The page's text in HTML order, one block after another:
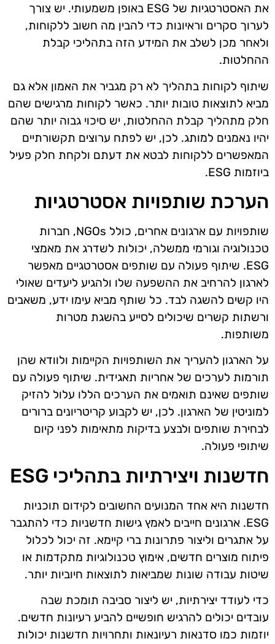
את האסטרטגיות של ESG באופן משמעותי. יש צורך
לערוך סקרים וראיונות כדי להבין מה חשוב ללקוחות,
ולאחר מכן לשלב את המידע הזה בתהליכי קבלת
ההחלטות.
שיתוף לקוחות בתהליך לא רק מגביר את האמון אלא גם
מביא לתוצאות טובות יותר. כאשר לקוחות מרגישים שהם
חלק מתהליך קבלת ההחלטות, יש סיכוי גבוה יותר שהם
יהיו נאמנים למותג. לכן, יש לפתח ערוצים תקשורתיים
המאפשרים ללקוחות לבטא את דעתם ולקחת חלק פעיל
ביוזמות ESG.
הערכת שותפויות אסטרטגיות
שותפויות עם ארגונים אחרים, כולל NGOs, חברות
טכנולוגיה וגורמי ממשלה, יכולות לשדרג את מאמצי
ESG. שיתוף פעולה עם שותפים אסטרטגיים מאפשר
לארגון להרחיב את ההשפעה שלו ולהגיע ליעדים שאולי
היו קשים להשגה לבד. כל שותף מביא עימו ידע, משאבים
ורשתות קשרים שיכולים לסייע בהשגת מטרות
משותפות.
על הארגון להעריך את השותפויות הקיימות ולוודא שהן
תורמות לערכים של אחריות תאגידית. שיתוף פעולה עם
שותפים שאינם תואמים את הערכים הללו עלול להזיק
למוניטין של הארגון. לכן, יש לקבוע קריטריונים ברורים
לבחירת שותפים ולבצע בדיקות מתאימות לפני קיום
שיתופי פעולה.
חדשנות ויצירתיות בתהליכי ESG
חדשנות היא אחד המנועים החשובים לקידום תוכניות
ESG. ארגונים חייבים לאמץ גישות חדשניות כדי להתגבר
על אתגרים וליצור פתרונות ברי קיימא. זה יכול לכלול
פיתוח מוצרים חדשים, אימוץ טכנולוגיות מתקדמות או
שיטות עבודה שונות שמביאות לתוצאות חיוביות יותר.
כדי לעודד יצירתיות, יש ליצור סביבה תומכת שבה
עובדים יכולים להרגיש חופשיים להביע רעיונות חדשים.
יוזמות כמו סדנאות רעיונאות ותחרויות חדשנות יכולות